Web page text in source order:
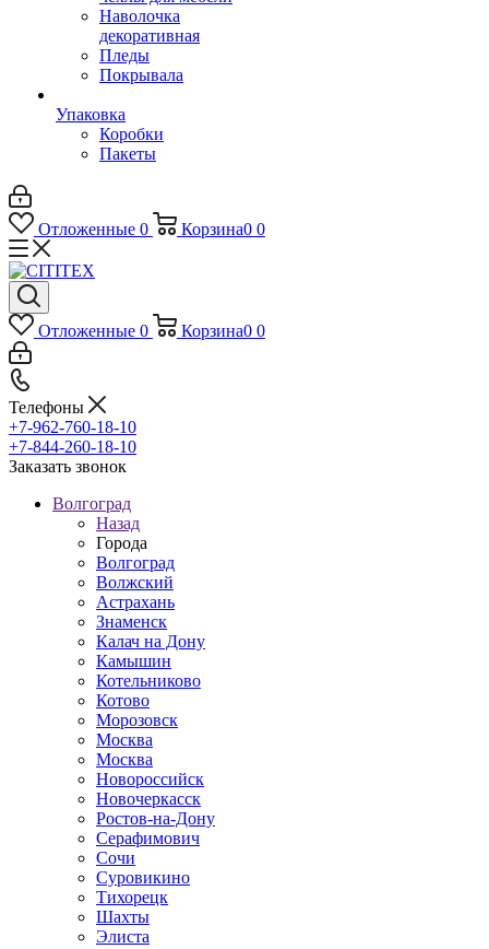
Наволочка
декоративная
Пледы
Покрывала
Упаковка
Коробки
Пакеты
Отложенные 0 Корзина0 0
Отложенные 0 Корзина0 0
Телефоны
+7-962-760-18-10
+7-844-260-18-10
Заказать звонок
Волгоград
Назад
Города
Волгоград
Волжский
Астрахань
Знаменск
Калач на Дону
Камышин
Котельниково
Котово
Морозовск
Москва
Москва
Новороссийск
Новочеркасск
Ростов-на-Дону
Серафимович
Сочи
Суровикино
Тихорецк
Шахты
Элиста